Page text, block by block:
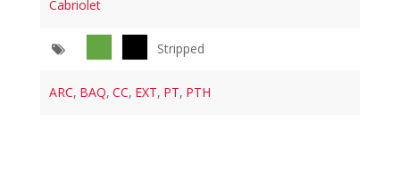
Cabriolet
Stripped
ARC, BAQ, CC, EXT, PT, PTH